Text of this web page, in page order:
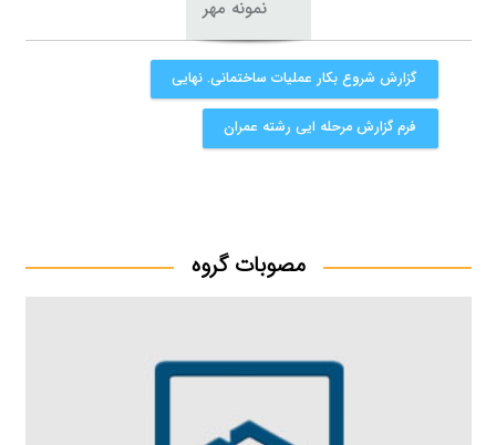
نمونه مهر
گزارش شروع بکار عملیات ساختمانی. نهایی
فرم گزارش مرحله ایی رشته عمران
مصوبات گروه